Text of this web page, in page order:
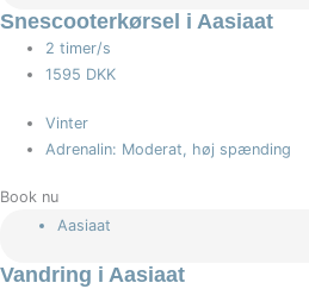
Snescooterkørsel i Aasiaat
2 timer/s
1595 DKK
Vinter
Adrenalin: Moderat, høj spænding
Book nu
Aasiaat
Vandring i Aasiaat